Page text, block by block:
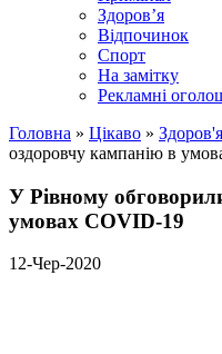
Здоров’я
Відпочинок
Спорт
На замітку
Рекламні
Головна » Цікаво » Здоров'я
оздоровчу кампанію в
У Рівному
умовах COVID-19
12-Чер-2020